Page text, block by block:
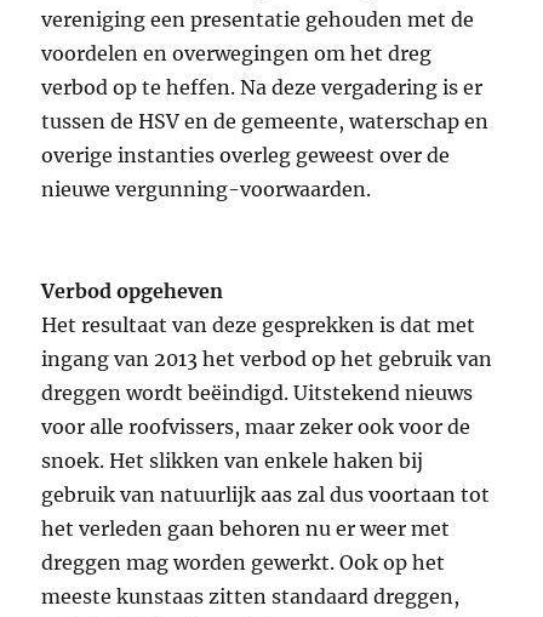
vereniging een presentatie gehouden met de
voordelen en overwegingen om het dreg
verbod op te heffen. Na deze vergadering is er
tussen de HSV en de gemeente, waterschap en
overige instanties overleg geweest over de
nieuwe vergunning-voorwaarden.
Verbod opgeheven
Het resultaat van deze gesprekken is dat met
ingang van 2013 het verbod op het gebruik van
dreggen wordt beëindigd. Uitstekend nieuws
voor alle roofvissers, maar zeker ook voor de
snoek. Het slikken van enkele haken bij
gebruik van natuurlijk aas zal dus voortaan tot
het verleden gaan behoren nu er weer met
dreggen mag worden gewerkt. Ook op het
meeste kunstaas zitten standaard dreggen,